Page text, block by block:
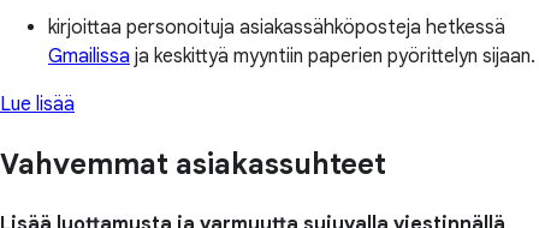
kirjoittaa personoituja asiakassähköposteja hetkessä
Gmailissa ja keskittyä myyntiin paperien pyörittelyn sijaan.
Lue lisää
Vahvemmat asiakassuhteet